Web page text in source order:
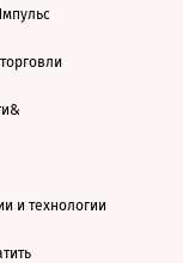
и технологии